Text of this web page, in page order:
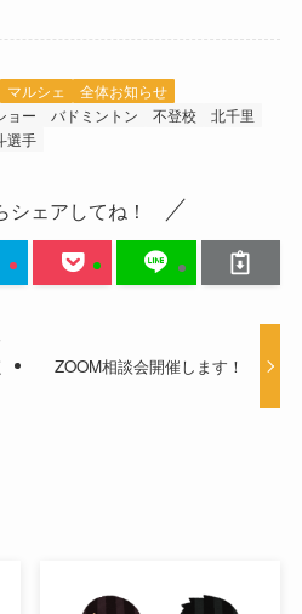
マルシェ
全体お知らせ
ョー バドミントン 不登校
北千里
選手
シェアしてね！
ZOOM相談会開催します！